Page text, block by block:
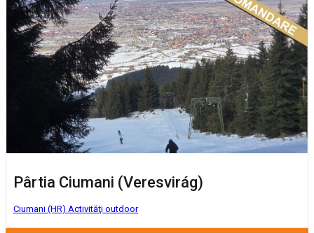
Pârtia Ciumani (Veresvirág)
Ciumani (HR) Activităţi outdoor